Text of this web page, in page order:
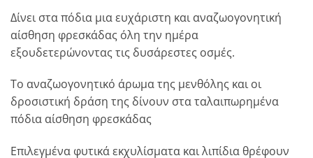
Δίνει στα πόδια μια ευχάριστη και αναζωογονητική
αίσθηση φρεσκάδας όλη την ημέρα
εξουδετερώνοντας τις δυσάρεστες οσμές.
Το αναζωογονητικό άρωμα της μενθόλης και οι
δροσιστική δράση της δίνουν στα ταλαιπωρημένα
πόδια αίσθηση φρεσκάδας
Επιλεγμένα φυτικά εκχυλίσματα και λιπίδια θρέφουν